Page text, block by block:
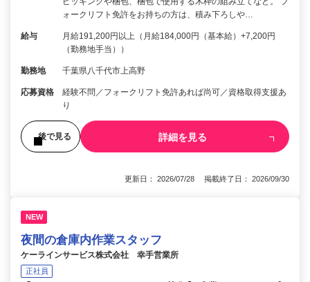
ォークリフト免許をお持ちの方は、積み下ろしや…
給与
月給191,200円以上（月給184,000円（基本給）+7,200円
（勤務地手当））
勤務地 千葉県八千代市上高野
応募資格
経験不問／フォークリフト免許あれば尚可／資格取得支援あ
り
後で見る 詳細を見る
更新日： 2026/07/28 掲載終了日： 2026/09/30
NEW
夜間の倉庫内作業スタッフ
ケーラインサービス株式会社 幸手営業所
正社員